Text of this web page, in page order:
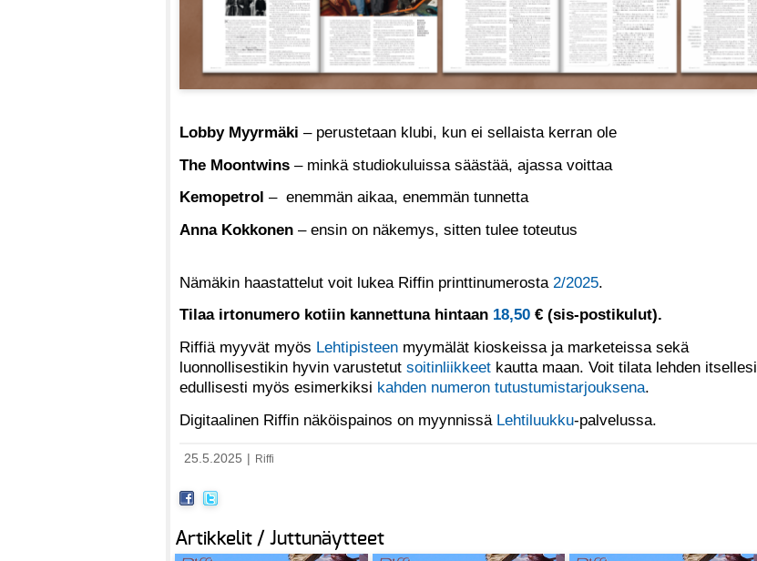
Lobby Myyrmäki – perustetaan klubi, kun ei sellaista kerran ole
The Moontwins – minkä studiokuluissa säästää, ajassa voittaa
Kemopetrol – enemmän aikaa, enemmän tunnetta
Anna Kokkonen – ensin on näkemys, sitten tulee toteutus
Nämäkin haastattelut voit lukea Riffin printtinumerosta 2/2025.
Tilaa irtonumero kotiin kannettuna hintaan 18,50 € (sis-postikulut).
Riffiä myyvät myös Lehtipisteen myymälät kioskeissa ja marketeissa sekä
luonnollisestikin hyvin varustetut soitinliikkeet kautta maan. Voit tilata lehden itsellesi
edullisesti myös esimerkiksi kahden numeron tutustumistarjouksena.
Digitaalinen Riffin näköispainos on myynnissä Lehtiluukku-palvelussa.
25.5.2025 | Riffi
Artikkelit / Juttunäytteet